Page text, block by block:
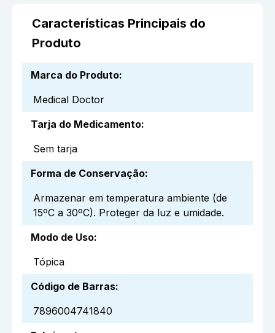
Características Principais do
Produto
Marca do Produto:
Medical Doctor
Tarja do Medicamento:
Sem tarja
Forma de Conservação:
Armazenar em temperatura ambiente (de
15ºC a 30ºC). Proteger da luz e umidade.
Modo de Uso:
Tópica
Código de Barras:
7896004741840